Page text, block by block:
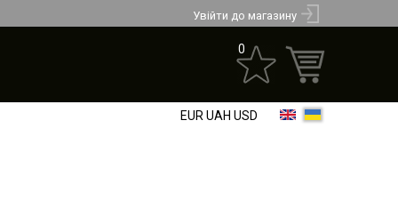
Увійти до магазину
0
EUR UAH USD